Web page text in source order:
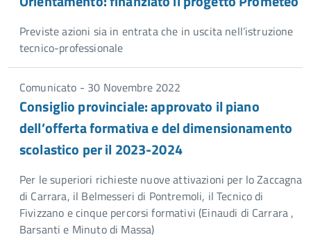
Previste azioni sia in entrata che in uscita nell’istruzione
tecnico-professionale
Comunicato - 30 Novembre 2022
Consiglio provinciale: approvato il piano
dell’offerta formativa e del dimensionamento
scolastico per il 2023-2024
Per le superiori richieste nuove attivazioni per lo Zaccagna
di Carrara, il Belmesseri di Pontremoli, il Tecnico di
Fivizzano e cinque percorsi formativi (Einaudi di Carrara ,
Barsanti e Minuto di Massa)